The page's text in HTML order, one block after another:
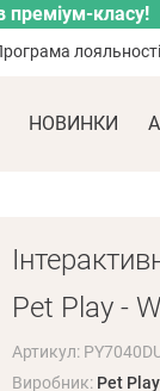
преміум-класу!
лояльності
НОВИНКИ
Pet Play -
Артикул:
Виробник: Pet Play